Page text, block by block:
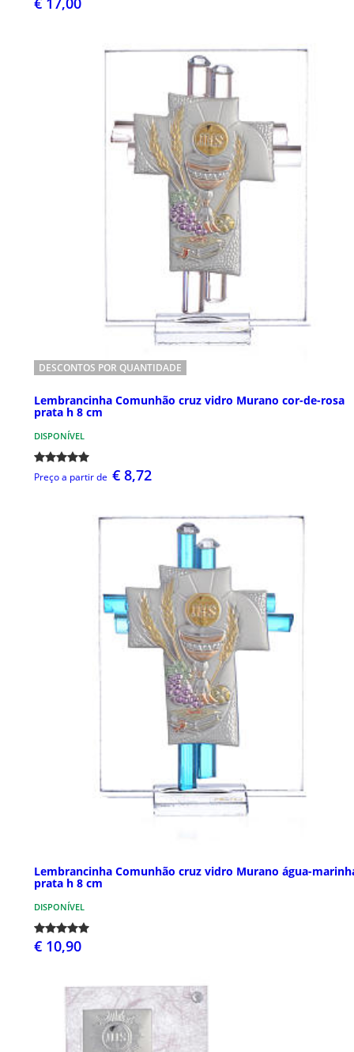
DESCONTOS POR QUANTIDADE
Lembrancinha Comunhão cruz vidro Murano cor-de-rosa
prata h 8 cm
DISPONÍVEL
Preço a partir de € 8,72
Lembrancinha Comunhão cruz vidro Murano água-
prata h 8 cm
DISPONÍVEL
€ 10,90